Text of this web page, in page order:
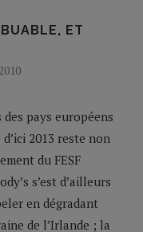
ET
pays européens
2013 reste non
du FESF
s’est d’ailleurs
en dégradant
de l’Irlande ; la